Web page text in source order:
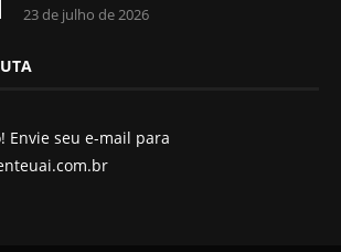
23 de julho de 2026
Envie seu e-mail para